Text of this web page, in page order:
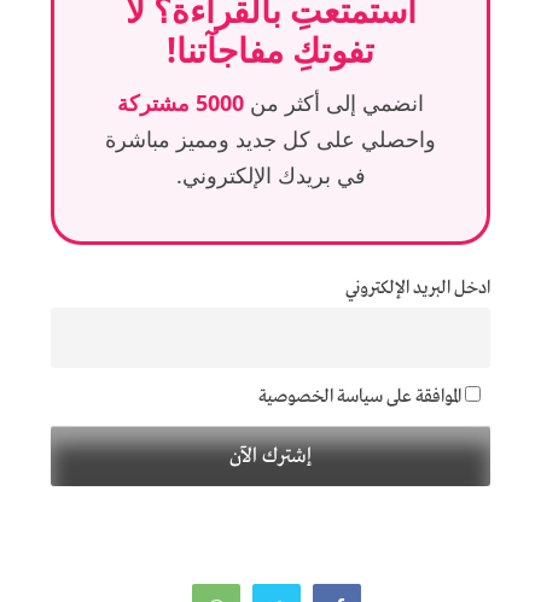
استمتعتِ بالقراءة؟ لا
تفوتكِ مفاجآتنا!
انضمي إلى أكثر من 5000 مشتركة
واحصلي على كل جديد ومميز مباشرة
في بريدك الإلكتروني.
ادخل البريد الإلكتروني
الموافقة على سياسة الخصوصية